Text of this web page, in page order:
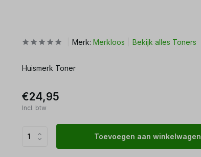
Merk:Merkloos Bekijk alles Toners
Huismerk Toner
€24,95
Incl. btw
Toevoegen aan winkelwagen